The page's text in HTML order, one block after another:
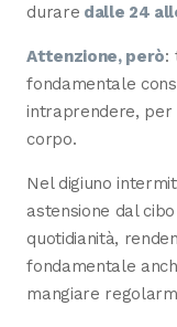
durare dalle 24
Attenzione, però:
fondamentale
intraprendere, per
corpo.
Nel digiuno
astensione dal
quotidianità,
fondamentale
mangiare